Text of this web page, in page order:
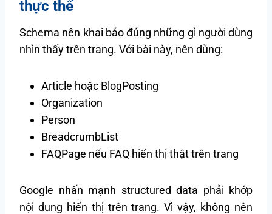
thực thể
Schema nên khai báo đúng những gì người dùng
nhìn thấy trên trang. Với bài này, nên dùng:
Article hoặc BlogPosting
Organization
Person
BreadcrumbList
FAQPage nếu FAQ hiển thị thật trên trang
Google nhấn mạnh structured data phải khớp
nội dung hiển thị trên trang. Vì vậy, không nên